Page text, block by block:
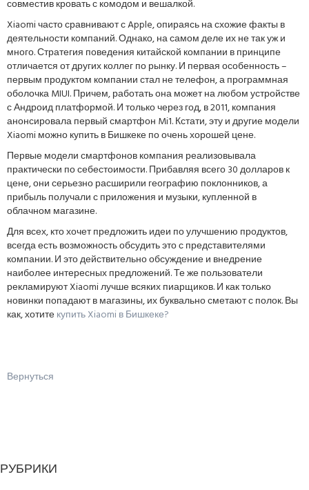
совместив кровать с комодом и вешалкой.
Xiaomi часто сравнивают с Apple, опираясь на схожие факты в
деятельности компаний. Однако, на самом деле их не так уж и
много. Стратегия поведения китайской компании в принципе
отличается от других коллег по рынку. И первая особенность –
первым продуктом компании стал не телефон, а программная
оболочка MIUI. Причем, работать она может на любом устройстве
с Андроид платформой. И только через год, в 2011, компания
анонсировала первый смартфон Mi1. Кстати, эту и другие модели
Xiaomi можно купить в Бишкеке по очень хорошей цене.
Первые модели смартфонов компания реализовывала
практически по себестоимости. Прибавляя всего 30 долларов к
цене, они серьезно расширили географию поклонников, а
прибыль получали с приложения и музыки, купленной в
облачном магазине.
Для всех, кто хочет предложить идеи по улучшению продуктов,
всегда есть возможность обсудить это с представителями
компании. И это действительно обсуждение и внедрение
наиболее интересных предложений. Те же пользователи
рекламируют Xiaomi лучше всяких пиарщиков. И как только
новинки попадают в магазины, их буквально сметают с полок. Вы
как, хотитекупить Xiaomi в Бишкеке?
Вернуться
РУБРИКИ